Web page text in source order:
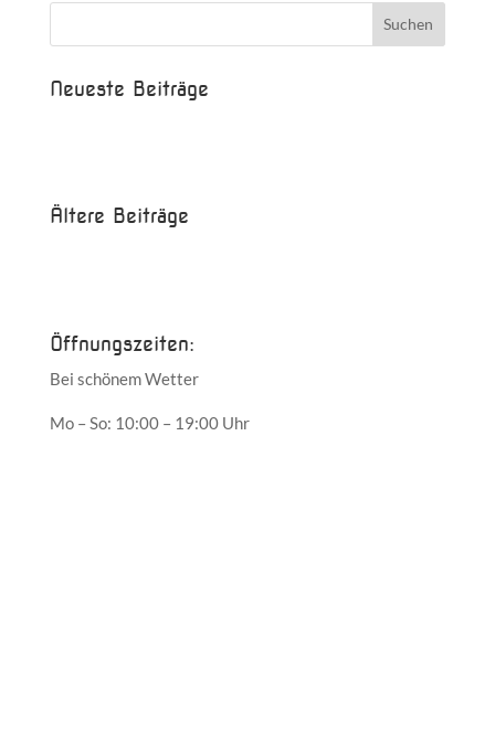
Neueste Beiträge
Ältere Beiträge
Öffnungszeiten:
Bei schönem Wetter
Mo – So: 10:00 – 19:00 Uhr